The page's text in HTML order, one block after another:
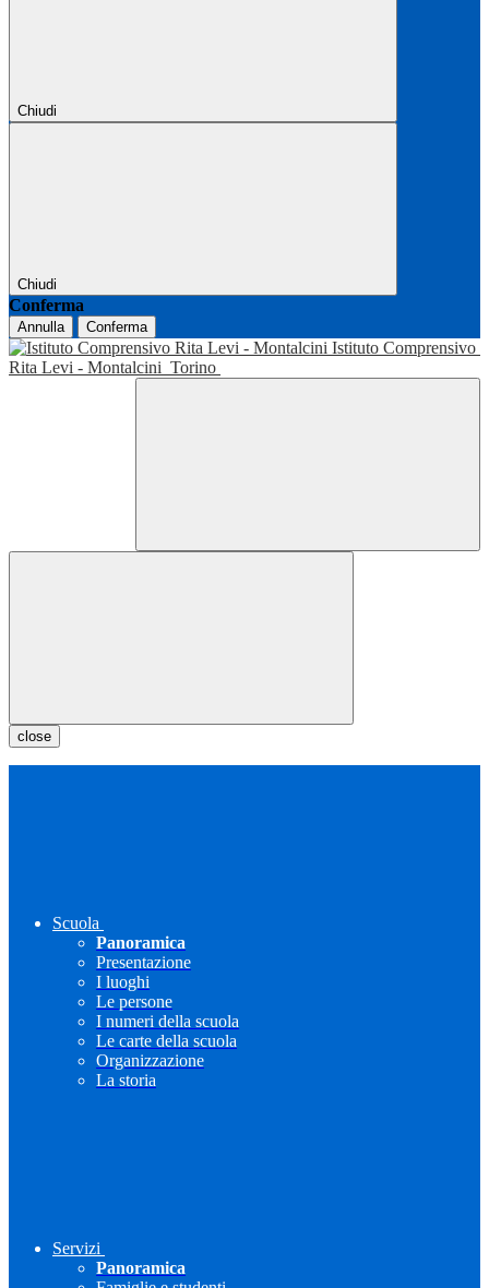
Chiudi
Chiudi
Conferma
Annulla Conferma
Istituto Comprensivo
Rita Levi - Montalcini Torino
close
Scuola
Panoramica
Presentazione
I luoghi
Le persone
I numeri della scuola
Le carte della scuola
Organizzazione
La storia
Servizi
Panoramica